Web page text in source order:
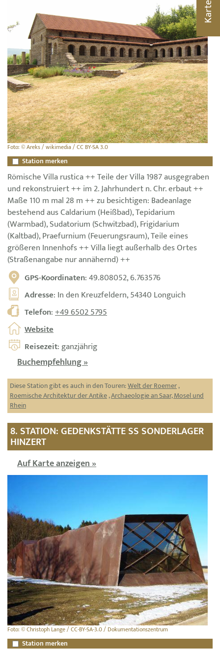
Foto: © Areks / wikimedia / CC BY-SA 3.0
Station merken
Römische Villa rustica ++ Teile der Villa 1987 ausgegraben
und rekonstruiert ++ im 2. Jahrhundert n. Chr. erbaut ++
Maße 110 m mal 28 m ++ zu besichtigen: Badeanlage
bestehend aus Caldarium (Heißbad), Tepidarium
(Warmbad), Sudatorium (Schwitzbad), Frigidarium
(Kaltbad), Praefurnium (Feuerungsraum), Teile eines
größeren Innenhofs ++ Villa liegt außerhalb des Ortes
(Straßenangabe nur annähernd) ++
GPS-Koordinaten: 49.808052, 6.763576
Adresse: In den Kreuzfeldern, 54340 Longuich
Telefon:+49 6502 5795
Website
Reisezeit: ganzjährig
Buchempfehlung »
Diese Station gibt es auch in den Touren:Welt der Roemer,
Roemische Architektur der Antike,Archaeologie an Saar, Mosel und
Rhein
8. STATION: GEDENKSTÄTTE SS SONDERLAGER
HINZERT
Auf Karte anzeigen »
Foto: © Christoph Lange / CC-BY-SA-3.0 / Dokumentationszentrum
Station merken
Karte